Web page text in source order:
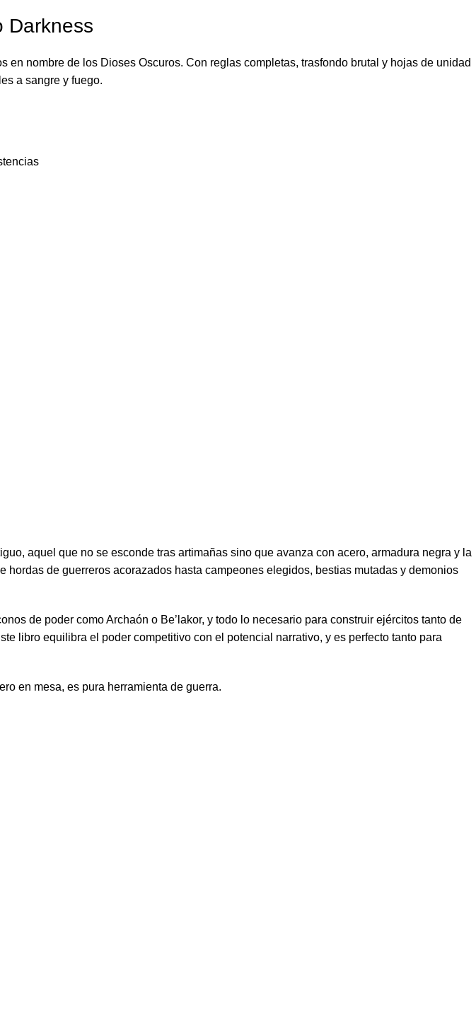
Darkness
en nombre de los Dioses Oscuros. Con reglas completas, trasfondo brutal y hojas de unidad
a sangre y fuego.
aquel que no se esconde tras artimañas sino que avanza con acero, armadura negra y la
de guerreros acorazados hasta campeones elegidos, bestias mutadas y demonios
de poder como Archaón o Be’lakor, y todo lo necesario para construir ejércitos tanto de
libro equilibra el poder competitivo con el potencial narrativo, y es perfecto tanto para
en mesa, es pura herramienta de guerra.